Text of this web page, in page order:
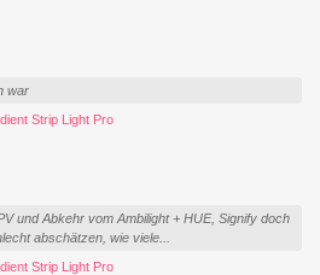
war
Strip Light Pro
und Abkehr vom Ambilight + HUE, Signify doch
abschätzen, wie viele...
Strip Light Pro